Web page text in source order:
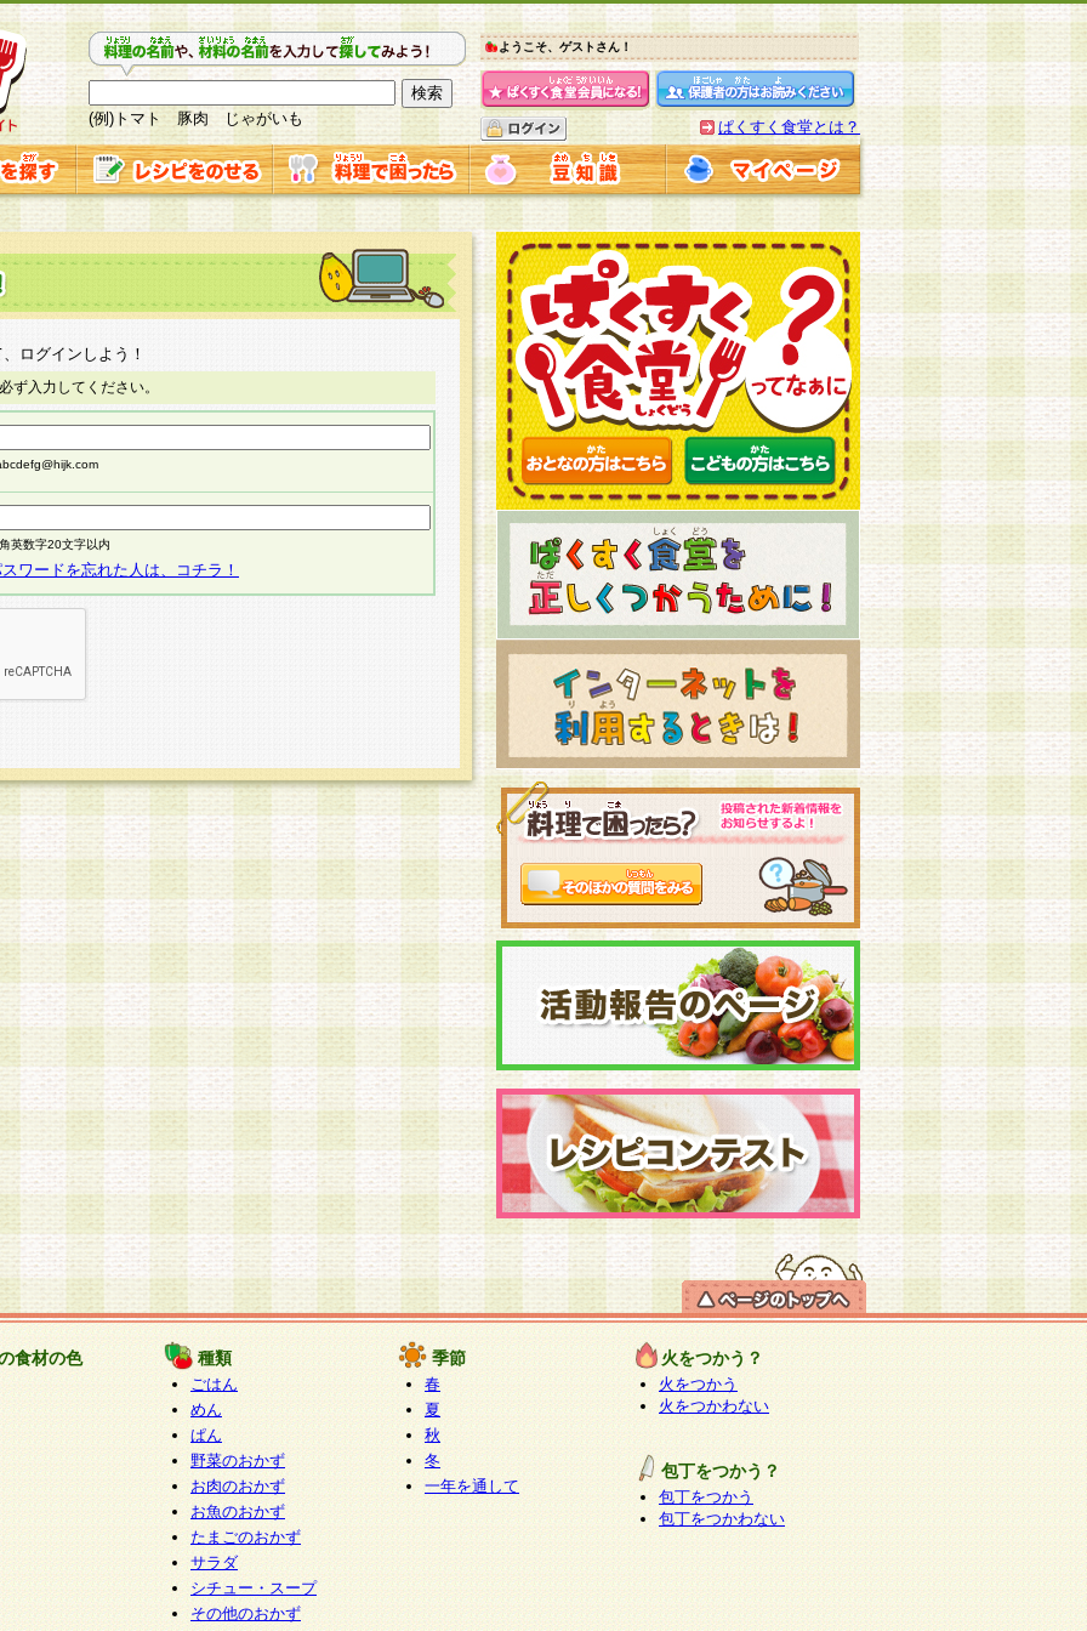
(例)トマト 豚肉 じゃがいも
ようこそ、ゲストさん！
ぱくすく食堂とは？
ログインしよう！
ず入力してください。
英数字20文字以内
ワードを忘れた人は、コチラ！
食材の色 種類
ごはん
めん
ぱん
野菜のおかず
お肉のおかず
お魚のおかず
たまごのおかず
サラダ
シチュー・スープ
その他のおかず
季節
春
夏
秋
冬
一年を通して
火をつかう？
火をつかう
火をつかわない
包丁をつかう？
包丁をつかう
包丁をつかわない